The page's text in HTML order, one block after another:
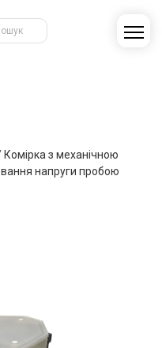
Комірка з механічною
напруги пробою